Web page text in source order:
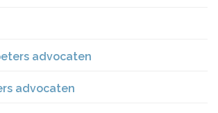
advocaten
advocaten